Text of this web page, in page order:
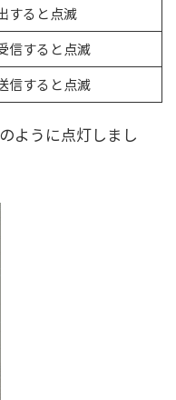
すると点滅
信すると点滅
信すると点滅
ように点灯しまし